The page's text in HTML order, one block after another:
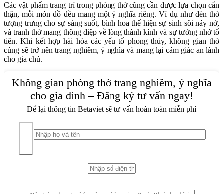
Các vật phẩm trang trí trong phòng thờ cũng cần được lựa chọn cẩn
thận, mỗi món đồ đều mang một ý nghĩa riêng. Ví dụ như đèn thờ
tượng trưng cho sự sáng suốt, bình hoa thể hiện sự sinh sôi nảy nở,
và tranh thờ mang thông điệp về lòng thành kính và sự tưởng nhớ tổ
tiên. Khi kết hợp hài hòa các yếu tố phong thủy, không gian thờ
cúng sẽ trở nên trang nghiêm, ý nghĩa và mang lại cảm giác an lành
cho gia chủ.
Không gian phòng thờ trang nghiêm, ý nghĩa
cho gia đình – Đăng ký tư vấn ngay!
Để lại thông tin Betaviet sẽ tư vấn hoàn toàn miễn phí